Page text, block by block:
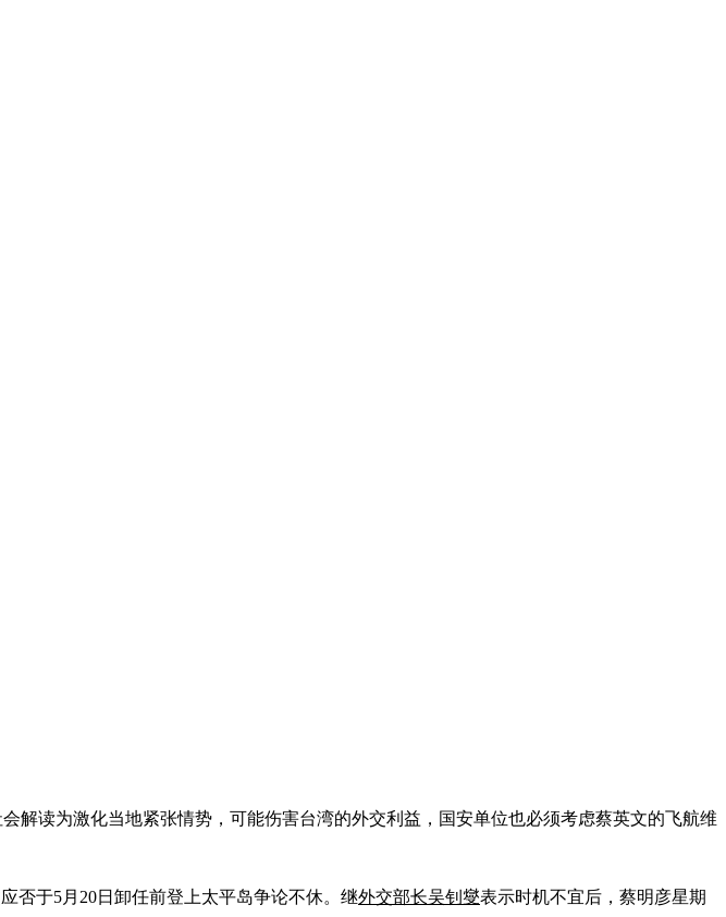
解读为激化当地紧张情势，可能伤害台湾的外交利益，国安单位也必须考虑蔡英文的飞航维
否于5月20日卸任前登上太平岛争论不休。继外交部长吴钊燮表示时机不宜后，蔡明彦星期